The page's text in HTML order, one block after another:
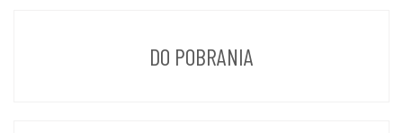
DO POBRANIA